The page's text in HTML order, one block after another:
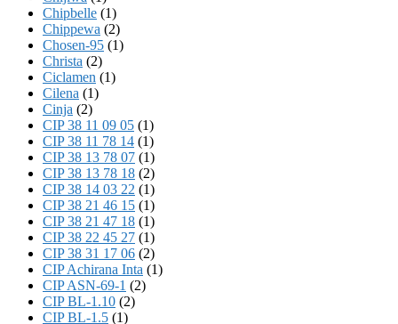
Chipbelle (1)
Chippewa (2)
Chosen-95 (1)
Christa (2)
Ciclamen (1)
Cilena (1)
Cinja (2)
CIP 38 11 09 05 (1)
CIP 38 11 78 14 (1)
CIP 38 13 78 07 (1)
CIP 38 13 78 18 (2)
CIP 38 14 03 22 (1)
CIP 38 21 46 15 (1)
CIP 38 21 47 18 (1)
CIP 38 22 45 27 (1)
CIP 38 31 17 06 (2)
CIP Achirana Inta (1)
CIP ASN-69-1 (2)
CIP BL-1.10 (2)
CIP BL-1.5 (1)